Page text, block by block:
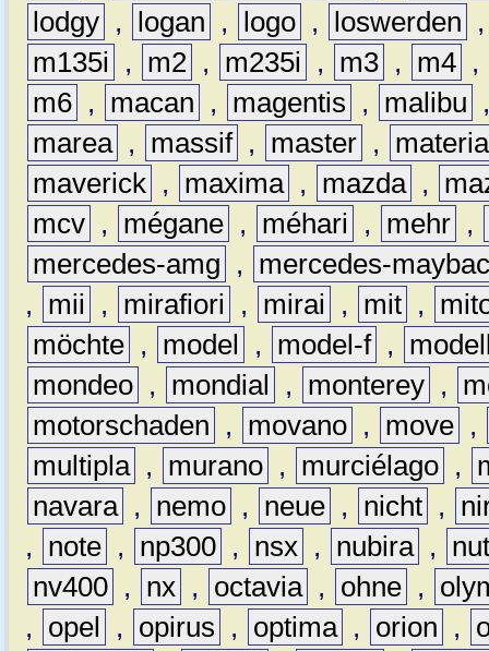
lodgy , logan , logo , loswerden
m135i
, m2 , m235i , m3 , m4 ,
m6 , macan , magentis , malibu
marea , massif , master ,
materia
maverick , maxima , mazda ,
mcv , mégane , méhari , mehr ,
mercedes-amg
,
mercedes-
,
mii , mirafiori , mirai , mit ,
möchte , model , model-f ,
mondeo , mondial , monterey ,
motorschaden
, movano , move ,
multipla , murano , murciélago ,
navara , nemo , neue , nicht ,
,
note , np300 , nsx , nubira ,
nv400 , nx , octavia , ohne ,
,
opel , opirus , optima , orion ,